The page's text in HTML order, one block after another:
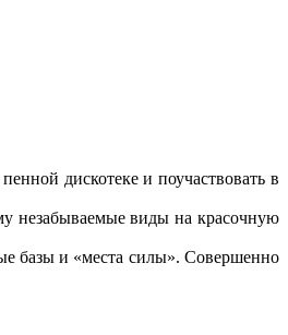
дискотеке и поучаствовать в
незабываемые виды на красочную
базы и «места силы». Совершенно